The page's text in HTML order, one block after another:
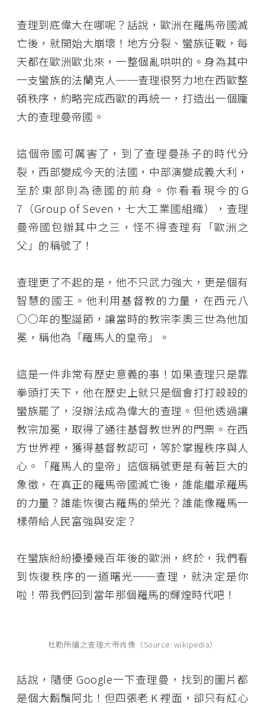
查理到底偉大在哪呢？話說，歐洲在羅馬帝國滅
亡後，就開始大崩壞！地方分裂、蠻族征戰，每
天都在歐洲歐北來，一整個亂哄哄的。身為其中
一支蠻族的法蘭克人──查理很努力地在西歐整
頓秩序，約略完成西歐的再統一，打造出一個龐
大的查理曼帝國。
這個帝國可厲害了，到了查理曼孫子的時代分
裂，西部變成今天的法國，中部演變成義大利，
至於東部則為德國的前身。你看看現今的G
7（Group of Seven，七大工業國組織），查理
曼帝國包辦其中之三，怪不得查理有「歐洲之
父」的稱號了！
查理更了不起的是，他不只武力強大，更是個有
智慧的國王。他利用基督教的力量，在西元八
○○年的聖誕節，讓當時的教宗李奧三世為他加
冕，稱他為「羅馬人的皇帝」。
這是一件非常有歷史意義的事！如果查理只是靠
拳頭打天下，他在歷史上就只是個會打打殺殺的
蠻族罷了，沒辦法成為偉大的查理。但他透過讓
教宗加冕，取得了通往基督教世界的門票。在西
方世界裡，獲得基督教認可，等於掌握秩序與人
心。「羅馬人的皇帝」這個稱號更是有著巨大的
象徵，在真正的羅馬帝國滅亡後，誰能繼承羅馬
的力量？誰能恢復古羅馬的榮光？誰能像羅馬一
樣帶給人民富強與安定？
在蠻族紛紛擾擾幾百年後的歐洲，終於，我們看
到恢復秩序的一道曙光──查理，就決定是你
啦！帶我們回到當年那個羅馬的輝煌時代吧！
杜勒所繪之查理大帝肖像（Source: wikipedia）
話說，隨便 Google一下查理曼，找到的圖片都
是個大鬍鬚阿北！但四張老 K 裡面，卻只有紅心